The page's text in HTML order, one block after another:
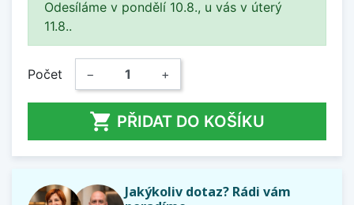
Odesíláme v pondělí 10.8., u vás v úterý
11.8..
Počet − +
 PŘIDAT DO KOŠÍKU
Jakýkoliv dotaz? Rádi vám